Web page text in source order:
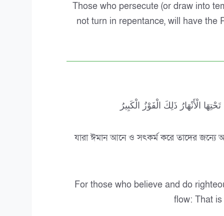
Those who persecute (or draw into
not turn in repentance, will have the
الْأَنْهَارُ ذَلِكَ الْفَوْزُ الْكَبِيرُ
যারা ঈমান আনে ও সৎকর্ম করে তাদের জন্যে
For those who believe and do
flow: That